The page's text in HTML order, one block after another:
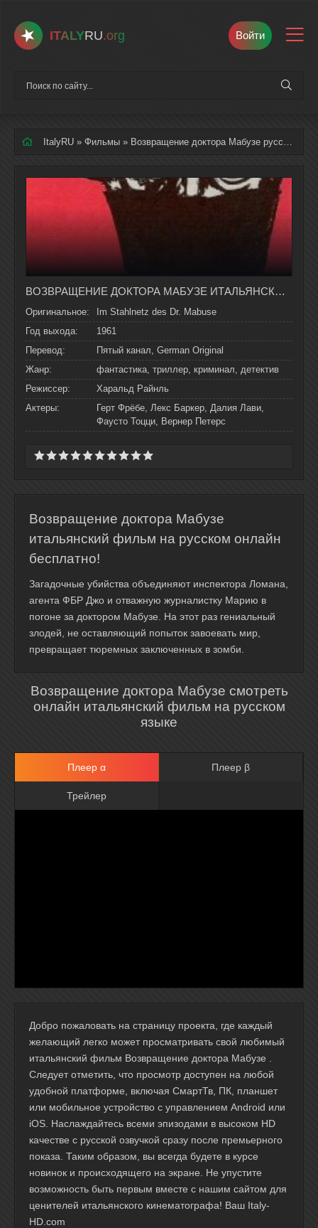
ITALYRU.org Войти
ItalyRU » Фильмы » Возвращение доктора Мабузе русская озвучка полностью смотреть онлайн
ВОЗВРАЩЕНИЕ ДОКТОРА МАБУЗЕ ИТАЛЬЯНСКИЙ ФИЛЬМ НА РУССКОМ ЯЗЫКЕ В ХОРОШЕМ КАЧЕСТВЕ
Оригинальное:
Im Stahlnetz des Dr. Mabuse
Год выхода:
1961
Перевод:
Пятый канал, German Original
Жанр:
фантастика, триллер, криминал, детектив
Режиссер:
Харальд Райнль
Актеры:
Герт Фрёбе, Лекс Баркер, Далия Лави,
Фаусто Тоцци, Вернер Петерс
Возвращение доктора Мабузе
итальянский фильм на русском онлайн
бесплатно!
Загадочные убийства объединяют инспектора Ломана,
агента ФБР Джо и отважную журналистку Марию в
погоне за доктором Мабузе. На этот раз гениальный
злодей, не оставляющий попыток завоевать мир,
превращает тюремных заключенных в зомби.
Возвращение доктора Мабузе смотреть
онлайн итальянский фильм на русском
языке
Плеер α Плеер β
Трейлер
Добро пожаловать на страницу проекта, где каждый
желающий легко может просматривать свой любимый
итальянский фильм Возвращение доктора Мабузе .
Следует отметить, что просмотр доступен на любой
удобной платформе, включая СмартТв, ПК, планшет
или мобильное устройство с управлением Android или
iOS. Наслаждайтесь всеми эпизодами в высоком HD
качестве с русской озвучкой сразу после премьерного
показа. Таким образом, вы всегда будете в курсе
новинок и происходящего на экране. Не упустите
возможность быть первым вместе с нашим сайтом для
ценителей итальянского кинематографа! Ваш Italy-
HD.com